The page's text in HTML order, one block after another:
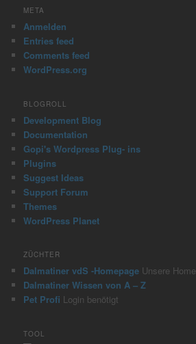
r
h
META
Anmelden
Entries feed
Comments feed
WordPress.org
BLOGROLL
Development Blog
Documentation
Gopi's Wordpress Plug- ins
Plugins
Suggest Ideas
Support Forum
Themes
WordPress Planet
ZÜCHTER
Dalmatiner vdS -Homepage Unsere
Dalmatiner Wissen von A – Z
Pet Profi Login benötigt
TOOL